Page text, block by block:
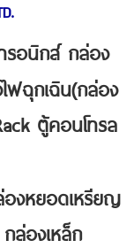
รอนิกส์ กล่อง
ฉุกเฉิน(กล่อง
ตู้คอนโทรล
งหยอดเหรียญ
ล่องเหล็ก